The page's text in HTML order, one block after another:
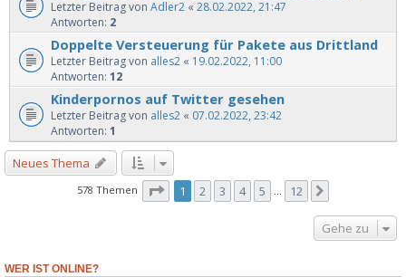
Letzter Beitrag von Adler2 « 28.02.2022, 21:47
Antworten: 2
Doppelte Versteuerung für Pakete aus Drittland
Letzter Beitrag von alles2 « 19.02.2022, 11:00
Antworten: 12
Kinderpornos auf Twitter gesehen
Letzter Beitrag von alles2 « 07.02.2022, 23:42
Antworten: 1
Neues Thema
578 Themen Seite 1von 12
1 2 3 4 5 … 12
Gehe zu
WER IST ONLINE?